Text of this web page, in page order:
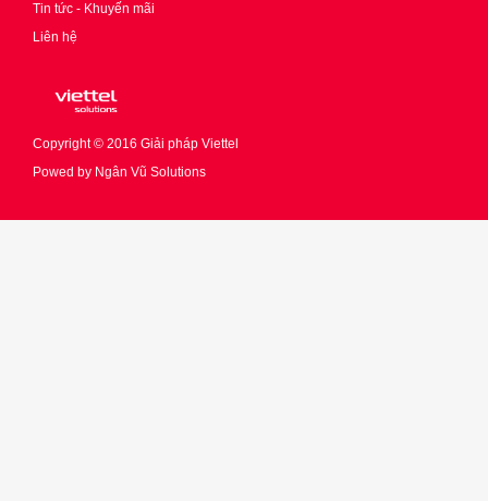
Tin tức - Khuyến mãi
Liên hệ
Copyright © 2016 Giải pháp Viettel
Powed by Ngân Vũ Solutions